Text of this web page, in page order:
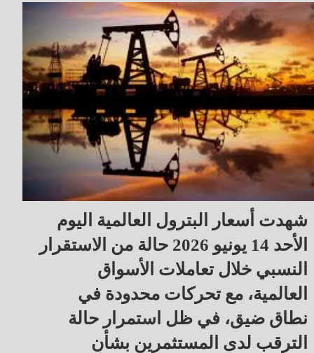
شهدت أسعار البترول العالمية اليوم
الأحد 14 يونيو 2026 حالة من الاستقرار
النسبي خلال تعاملات الأسواق
العالمية، مع تحركات محدودة في
نطاق ضيق، في ظل استمرار حالة
الترقب لدى المستثمرين بشأن